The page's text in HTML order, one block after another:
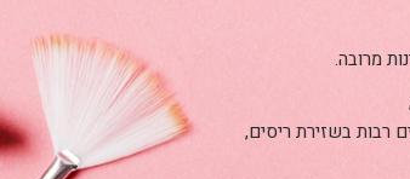
רבות בשזירת ריסים,